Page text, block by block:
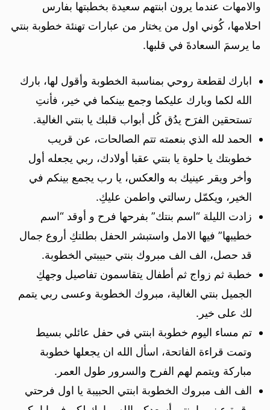
والامهات عندما يرون ابنتهم سعيدة بخطبتها بفارس
احلامها، كُوني اول من يختار من عبارات تهنئة خطوبة بنتي
ما يرسمَ السعادةَ في قلبها.
ابارك لقطعة روحي بمناسبة الخطوبة وأقول لها، بارك
الله لكما وبارك عليكما وجمع بينكما في خير، فأنتِ
تستحقين الفرَح يدُق كُل أبواب قلبك يا بنتي الغالية.
الحمد لله الذي بنعمته تتم الصالحات، عن قريب
خطوبتك يا حلوة يا بنتي عقبا أولادك، ربي يجعله أول
وأخر ويقر عينيك به والعكس، يا رب يجمع بينكم في
الخير، ويكمّل رسالتي واطمن عليكِ.
زادت الليلة “اسم بنتك” بفرحها فرح و أوقد “اسم
خطيبها” فيها الامل واستبشر الحفل بطلتكِ أروع جمال
قد حصل، الف الف مبروك بنتي حبيبتي الخطوبة.
خطبة ثم زواج ثم أطفال يتقاسمون تفاصيل وجهكِ
الجميل بنتي الغالية، مبروك الخطوبة وعسى ربي يتمم
لك على خير.
تم مساء اليوم خطوبة ابنتي في حفل عائلي بسيط
وتمت قراءة الفاتحة، اسأل الله ان يجعلها خطوبة
مباركة ويتمم لهم الفرح والسرور طول العمر.
الف الف مبروك الخطوبة ابنتي الحبيبة يا اول فرحتي